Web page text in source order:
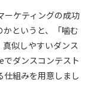
ーケティングの成功
というと、「噛む
似しやすいダンス
でダンスコンテスト
組みを用意しまし